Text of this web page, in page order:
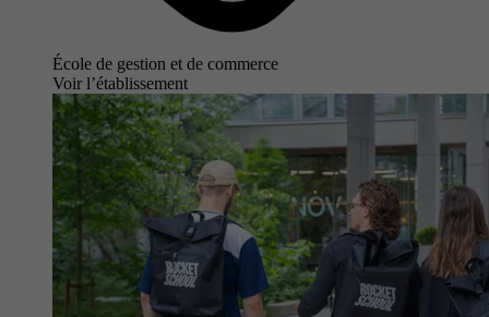
École de gestion et de commerce
Voir l’établissement